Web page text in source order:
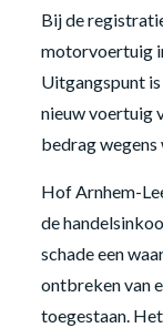
Bij de
motorvoertuig
Uitgangspunt
nieuw voertuig
bedrag
Hof Arnhem-
de
schade een
ontbreken van
toegestaan.